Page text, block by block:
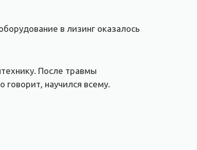
в лизинг оказалось
После травмы
научился всему.